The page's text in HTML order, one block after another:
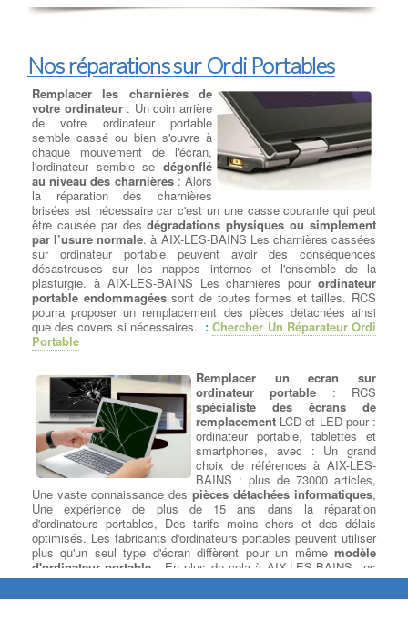
Ajouter ou Remplacer un
DC/DVD: Pour la lecture et la
gravure de tous vos médias
Cdrom ou DVD, nous avons
sélectionné pour vous le meilleur
des lecteurs et graveurs CD/DVD
et Blu-ray. à AIX-LES-BAINS Que vous recherchiez un lecteur-
graveur Optique interne ou externe, nous remplaçons votre
lecteur HS par un lecteur/Graveur des plus grandes marques :
LG, Samsung, Asus, Lite-On et Pioneer … à AIX-LES-BAINS
CD-ROM, DVD-ROM et les lecteurs Blu-ray sont disponibles
dans les types de lecteurs réinscriptibles. RW ont toutes les
fonctionnalités de leurs homologues en lecture seule, mais peut
aussi écrire des données sur le disque. Écrire des vitesses sont
généralement plus lent que vitesses de lecture pour maintenir la
stabilité .
Dépanner ou remplacer votre
carte mère: Elément majeur d'un
PC de bureau à AIX-LES-BAINS,
sur laquelle votre
carte graphique, barrette
viennent se greffer, la carte mère
doit répondre à plusieurs critères
selon la configuration de votre
ordinateur à AIX-LES-BAINS et les logiciels installés. Nous
devonschoisir la meilleure carte mère gamerou bureautique
pour processeur Intel ou processeur AMD parmi les plus grandes
marques à AIX-LES-BAINS :ASUS, GIGABYTE, MSI. Une
bonne carte mère est celle qui correspond à votre besoin : son
format (mini-ITX, micro-ATX, ou encore ATX), son évolutivité
(USB 3.1, USB 3.0, SATA III, PCI-express 2.0, etc.) ou son prix
(de la carte mère petit prix à la plus haut de gamme).
Suppression de virus et logiciels
malveillants
Nos réparations sur Ordi Portables
Remplacer les charnières de
votre ordinateur: Un coin arrière
de votre ordinateur portable
semble cassé ou bien s'ouvre à
chaque mouvement de l'écran,
l'ordinateur semble se dégonflé
au niveau des charnières: Alors
la réparation des charnières
brisées est nécessaire car c'est un une casse courante qui peut
être causée par desdégradations physiques ou simplement
par l’usure normale. à AIX-LES-BAINS Les charnières cassées
sur ordinateur portable peuvent avoir des conséquences
désastreuses sur les nappes internes et l'ensemble de la
plasturgie. à AIX-LES-BAINS Les charnières pour ordinateur
portable endommagéessont de toutes formes et tailles. RCS
pourra proposer un remplacement des pièces détachées ainsi
que des covers si nécessaires. :Chercher Un Réparateur Ordi
Portable
Remplacer un ecran sur
ordinateur portable : RCS
spécialiste des écrans de
remplacement LCD et LED pour :
ordinateur portable, tablettes et
smartphones, avec : Un grand
choix de références à AIX-LES-
BAINS : plus de 73000 articles,
Une vaste connaissance des pièces détachées informatiques,
Une expérience de plus de 15 ans dans la réparation
d'ordinateurs portables, Des tarifs moins chers et des délais
optimisés. Les fabricants d'ordinateurs portables peuvent utiliser
plus qu'un seul type d'écran diffèrent pour un même modèle
d'ordinateur portable . En plus de cela à AIX-LES-BAINS, les
fabricants d'écrans LCD publie de nouveaux modèles tous les 3-6
mois et votre écran d'origine peuvent être dépassés